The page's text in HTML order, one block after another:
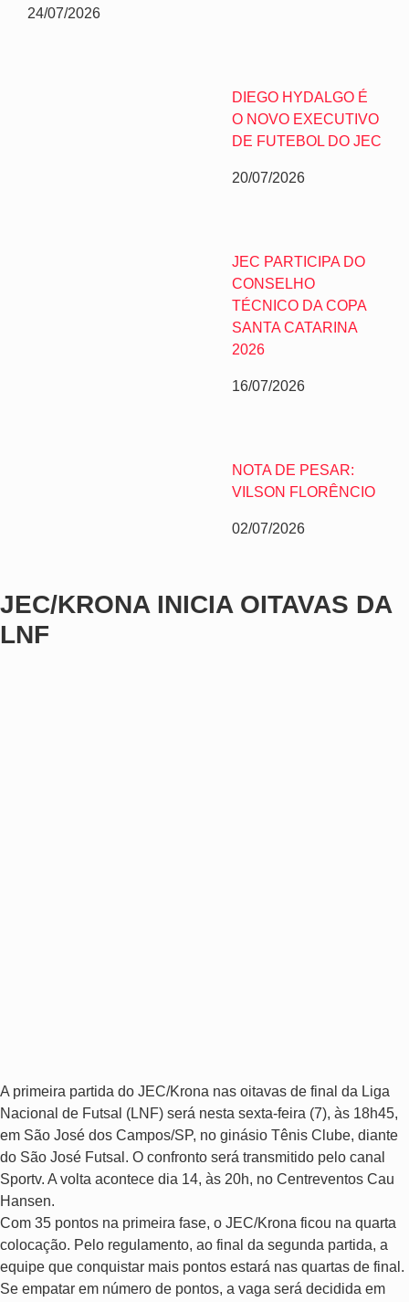
24/07/2026
DIEGO HYDALGO É
O NOVO EXECUTIVO
DE FUTEBOL DO JEC
20/07/2026
JEC PARTICIPA DO
CONSELHO
TÉCNICO DA COPA
SANTA CATARINA
2026
16/07/2026
NOTA DE PESAR:
VILSON FLORÊNCIO
02/07/2026
JEC/KRONA INICIA OITAVAS DA
LNF
A primeira partida do JEC/Krona nas oitavas de final da Liga
Nacional de Futsal (LNF) será nesta sexta-feira (7), às 18h45,
em São José dos Campos/SP, no ginásio Tênis Clube, diante
do São José Futsal. O confronto será transmitido pelo canal
Sportv. A volta acontece dia 14, às 20h, no Centreventos Cau
Hansen.
Com 35 pontos na primeira fase, o JEC/Krona ficou na quarta
colocação. Pelo regulamento, ao final da segunda partida, a
equipe que conquistar mais pontos estará nas quartas de final.
Se empatar em número de pontos, a vaga será decidida em